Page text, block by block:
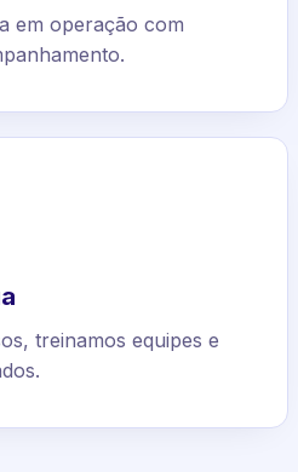
em operação com
treinamos equipes e